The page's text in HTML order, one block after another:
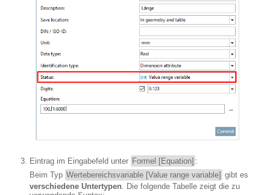
Eintrag im Eingabefeld unter Formel [Equation] :
Beim Typ Wertebereichsvariable [Value range variable] gibt es
verschiedene Untertypen. Die folgende Tabelle zeigt die zu